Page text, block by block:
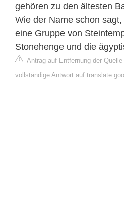
gehören zu den ältesten
Wie der Name schon
eine Gruppe von
Stonehenge und die
Antrag auf Entfernung der Quelle
vollständige Antwort auf